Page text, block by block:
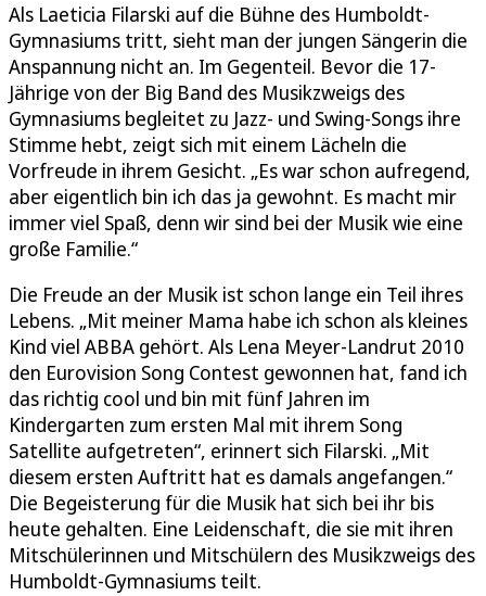
Als Laeticia Filarski auf die Bühne des Humboldt-
Gymnasiums tritt, sieht man der jungen Sängerin die
Anspannung nicht an. Im Gegenteil. Bevor die 17-
Jährige von der Big Band des Musikzweigs des
Gymnasiums begleitet zu Jazz- und Swing-Songs ihre
Stimme hebt, zeigt sich mit einem Lächeln die
Vorfreude in ihrem Gesicht. „Es war schon aufregend,
aber eigentlich bin ich das ja gewohnt. Es macht mir
immer viel Spaß, denn wir sind bei der Musik wie eine
große Familie.“
Die Freude an der Musik ist schon lange ein Teil ihres
Lebens. „Mit meiner Mama habe ich schon als kleines
Kind viel ABBA gehört. Als Lena Meyer-Landrut 2010
den Eurovision Song Contest gewonnen hat, fand ich
das richtig cool und bin mit fünf Jahren im
Kindergarten zum ersten Mal mit ihrem Song
Satellite aufgetreten“, erinnert sich Filarski. „Mit
diesem ersten Auftritt hat es damals angefangen.“
Die Begeisterung für die Musik hat sich bei ihr bis
heute gehalten. Eine Leidenschaft, die sie mit ihren
Mitschülerinnen und Mitschülern des Musikzweigs des
Humboldt-Gymnasiums teilt.